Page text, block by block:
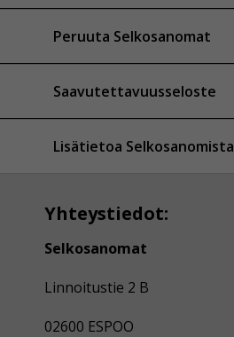
Peruuta Selkosanomat
Saavutettavuusseloste
Lisätietoa Selkosanomista
Yhteystiedot:
Selkosanomat
Linnoitustie 2 B
02600 ESPOO